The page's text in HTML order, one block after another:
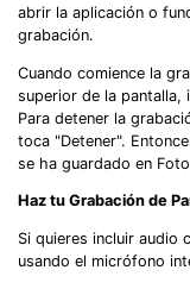
abrir la aplicación o
grabación.
Cuando comience la
superior de la pantalla,
Para detener la
toca "Detener".
se ha guardado en
Haz tu Grabación de
Si quieres incluir audio
usando el micrófono